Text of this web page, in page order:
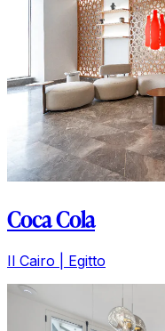
Coca Cola
Il Cairo | Egitto